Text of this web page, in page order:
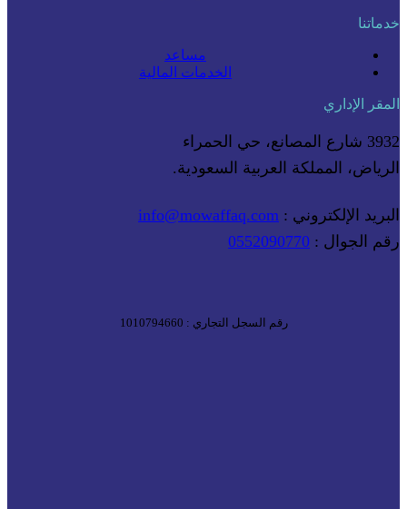
خدماتنا
مساعد
الخدمات المالية
المقر الإداري
3932 شارع المصانع، حي الحمراء
الرياض، المملكة العربية السعودية.
البريد الإلكتروني : info@mowaffaq.com
رقم الجوال : 0552090770
رقم السجل التجاري : 1010794660